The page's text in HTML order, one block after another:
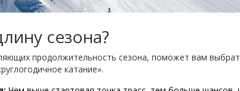
сезона?
продолжительность сезона, поможет вам
катание».